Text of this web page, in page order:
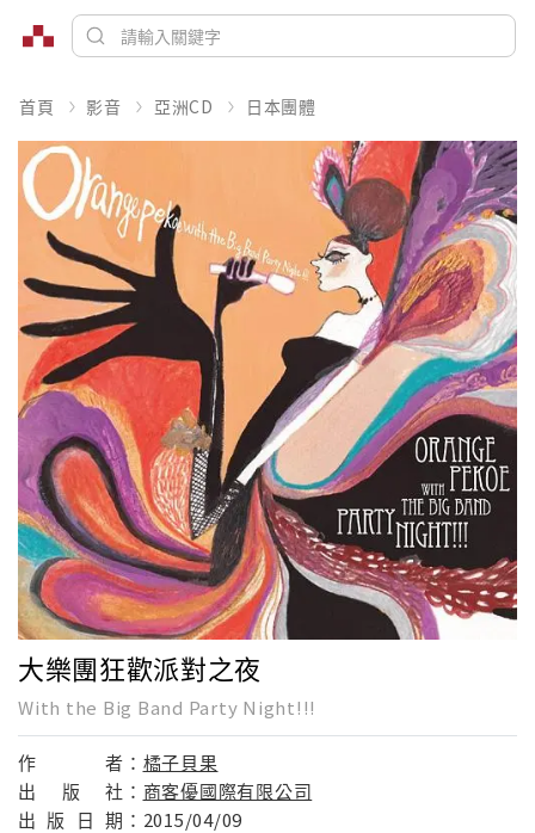
首頁 影音 亞洲CD 日本團體
大樂團狂歡派對之夜
With the Big Band Party Night!!!
作 者： 橘子貝果
出
版 社： 商客優國際有限公司
出 版 日 期： 2015/04/09